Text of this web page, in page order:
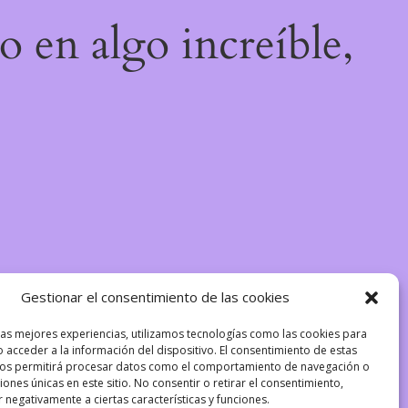
Gestionar el consentimiento de las cookies
mejores experiencias, utilizamos tecnologías como las cookies para
acceder a la información del dispositivo. El consentimiento de estas
permitirá procesar datos como el comportamiento de navegación o
únicas en este sitio. No consentir o retirar el consentimiento,
negativamente a ciertas características y funciones.
en algo increíble,